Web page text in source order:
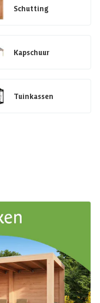
Schutting
Kapschuur
Tuinkassen